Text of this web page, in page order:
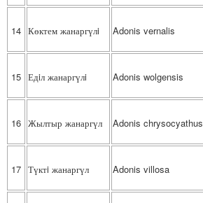
14 Көктем жанаргүлi Adonis vernalis
15 Едiл жанаргүлi Adonis wolgensis
16 Жылтыр жанаргүл Adonis chrysocyathus
17 Түктi жанаргүл Adonis villosa